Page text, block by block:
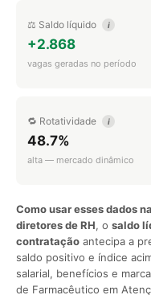
⚖️ Saldo líquido i
+2.868
vagas geradas no período
🔁 Rotatividade i
48.7%
alta — mercado dinâmico
Como usar esses dados
diretores de RH, o saldo
contratação antecipa a
saldo positivo e índice
salarial, benefícios e
de Farmacêutico em